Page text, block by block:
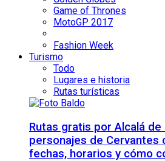
Game of Thrones
MotoGP 2017
Fashion Week
Turismo
Todo
Lugares e historia
Rutas turísticas
Rutas gratis por Alcalá
personajes de Cervantes
fechas, horarios y cómo